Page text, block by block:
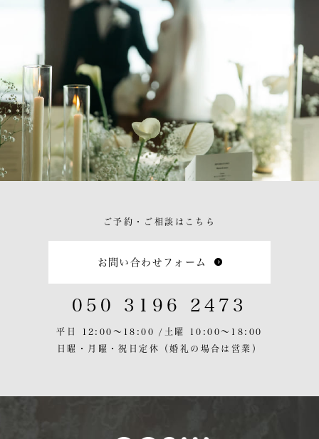
ご予約・ご相談はこちら
お問い合わせフォーム
050 3196 2473
平日 12:00〜18:00 / 土曜 10:00〜18:00
日曜・月曜・祝日定休
（婚礼の場合は営業）